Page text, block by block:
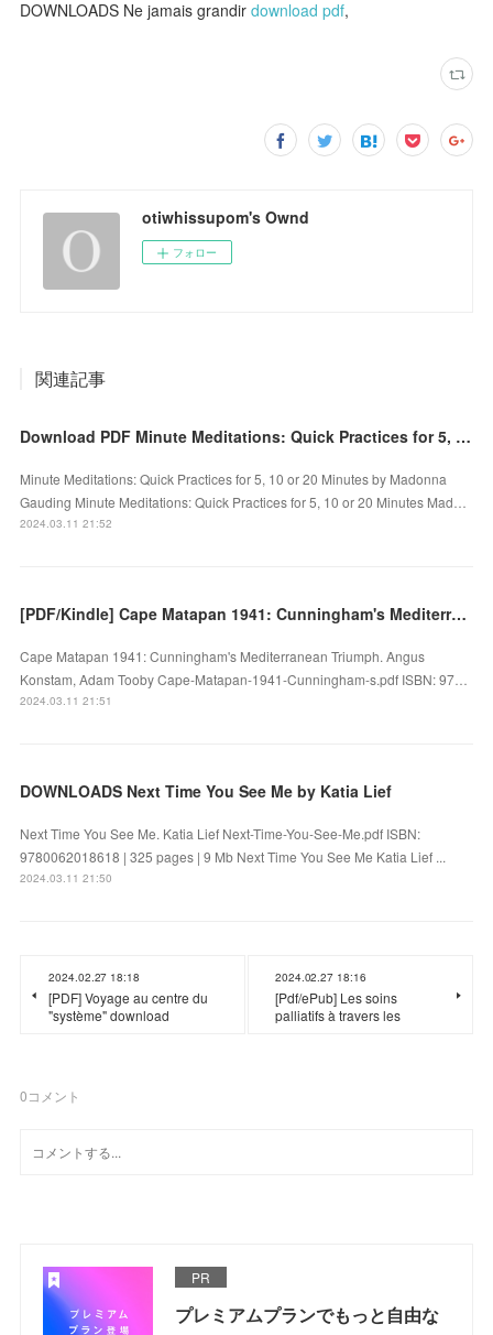
DOWNLOADS Ne jamais grandirdownload pdf,
otiwhissupom's Ownd
フォロー
関連記事
Download PDF Minute Meditations: Quick Practices for 5, 10 or 20 Minutes by Madonna Gauding
Minute Meditations: Quick Practices for 5, 10 or 20 Minutes by Madonna
Gauding Minute Meditations: Quick Practices for 5, 10 or 20 Minutes Mad…
2024.03.11 21:52
[PDF/Kindle] Cape Matapan 1941: Cunningham's Mediterranean Triumph by Angus Konstam, Adam Tooby
Cape Matapan 1941: Cunningham's Mediterranean Triumph. Angus
Konstam, Adam Tooby Cape-Matapan-1941-Cunningham-s.pdf ISBN: 97…
2024.03.11 21:51
DOWNLOADS Next Time You See Me by Katia Lief
Next Time You See Me. Katia Lief Next-Time-You-See-Me.pdf ISBN:
9780062018618 | 325 pages | 9 Mb Next Time You See Me Katia Lief ...
2024.03.11 21:50
2024.02.27 18:18
[PDF] Voyage au centre du
"système" download
2024.02.27 18:16
[Pdf/ePub] Les soins
palliatifs à travers les
0コメント
PR
プレミアムプランでもっと自由な